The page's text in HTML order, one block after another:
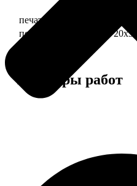
печать фото на холсте
печать фото на холсте 20х30
Примеры работ